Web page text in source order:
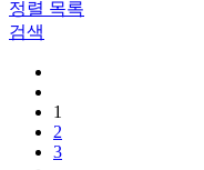
정렬 목록
검색
1
2
3